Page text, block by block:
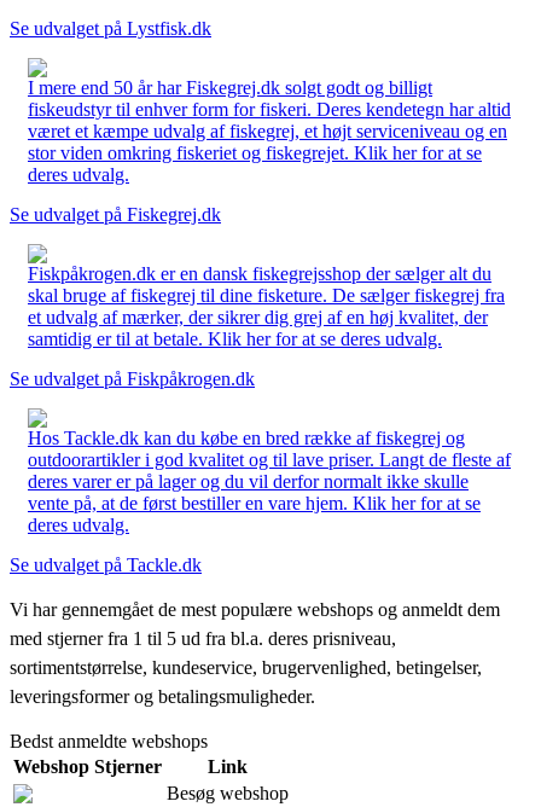
Se udvalget på Lystfisk.dk
I mere end 50 år har Fiskegrej.dk solgt godt og billigt
fiskeudstyr til enhver form for fiskeri. Deres kendetegn har altid
været et kæmpe udvalg af fiskegrej, et højt serviceniveau og en
stor viden omkring fiskeriet og fiskegrejet. Klik her for at se
deres udvalg.
Se udvalget på Fiskegrej.dk
Fiskpåkrogen.dk er en dansk fiskegrejsshop der sælger alt du
skal bruge af fiskegrej til dine fisketure. De sælger fiskegrej fra
et udvalg af mærker, der sikrer dig grej af en høj kvalitet, der
samtidig er til at betale. Klik her for at se deres udvalg.
Se udvalget på Fiskpåkrogen.dk
Hos Tackle.dk kan du købe en bred række af fiskegrej og
outdoorartikler i god kvalitet og til lave priser. Langt de fleste af
deres varer er på lager og du vil derfor normalt ikke skulle
vente på, at de først bestiller en vare hjem. Klik her for at se
deres udvalg.
Se udvalget på Tackle.dk
Vi har gennemgået de mest populære webshops og anmeldt dem
med stjerner fra 1 til 5 ud fra bl.a. deres prisniveau,
sortimentstørrelse, kundeservice, brugervenlighed, betingelser,
leveringsformer og betalingsmuligheder.
Bedst anmeldte webshops
Webshop Stjerner
Link
Besøg webshop